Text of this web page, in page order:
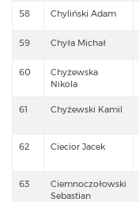
58 Chyliński Adam
59 Chyła Michał
60
Chyżewska
Nikola
61 Chyżewski Kamil
62 Ciecior Jacek
63
Ciemnoczołowski
Sebastian